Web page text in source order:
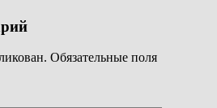
Обязательные поля